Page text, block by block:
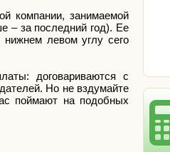
компании, занимаемой
– за последний год). Ее
левом углу сего
договариваются с
Но не вздумайте
поймают на подобных